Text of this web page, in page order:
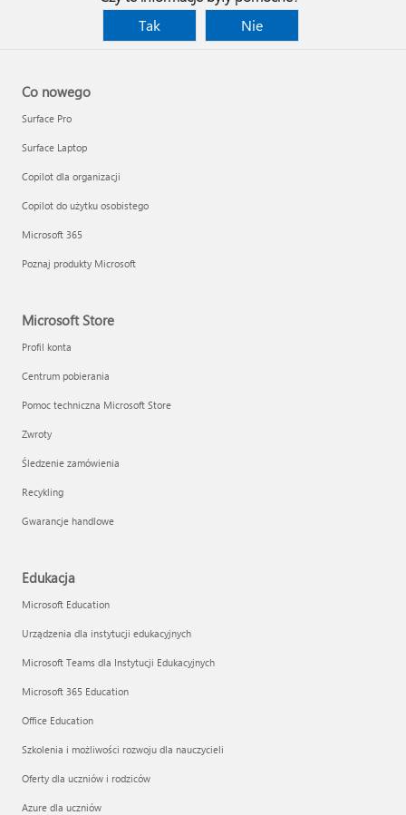
Tak
Nie
Co nowego
Surface Pro
Surface Laptop
Copilot dla organizacji
Copilot do użytku osobistego
Microsoft 365
Poznaj produkty Microsoft
Microsoft Store
Profil konta
Centrum pobierania
Pomoc techniczna Microsoft Store
Zwroty
Śledzenie zamówienia
Recykling
Gwarancje handlowe
Edukacja
Microsoft Education
Urządzenia dla instytucji edukacyjnych
Microsoft Teams dla Instytucji Edukacyjnych
Microsoft 365 Education
Office Education
Szkolenia i możliwości rozwoju dla nauczycieli
Oferty dla uczniów i rodziców
Azure dla uczniów